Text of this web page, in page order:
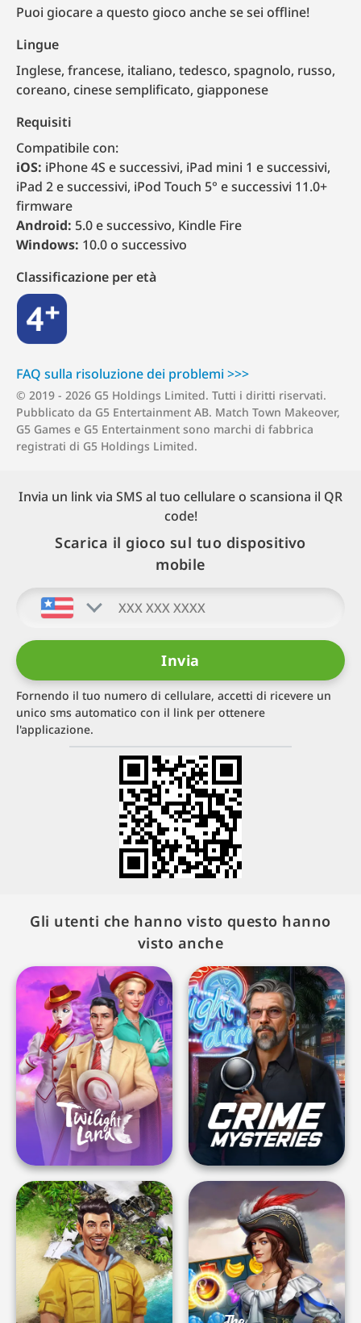
Puoi giocare a questo gioco anche se sei offline!
Lingue
inglese, francese, italiano, tedesco, spagnolo, russo,
coreano, cinese semplificato, giapponese
Requisiti
Compatibile con:
iOS: iPhone 4S e successivi, iPad mini 1 e successivi,
iPad 2 e successivi, iPod Touch 5° e successivi 11.0+
firmware
Android: 5.0 e successivo, Kindle Fire
Windows: 10.0 o successivo
Classificazione per età
4+
FAQ sulla risoluzione dei p⁠r⁠o⁠b⁠l⁠e⁠m⁠i >⁠>⁠>
© 2019 - 2026 G5 Holdings Limited. Tutti i diritti riservati.
Pubblicato da G5 Entertainment AB. Match Town Makeover,
G5 Games e G5 Entertainment sono marchi di fabbrica
registrati di G5 Holdings Limited.
Invia un link via SMS al tuo cellulare o scansiona il QR
code!
Scarica il gioco sul tuo dispositivo
mobile
Fornendo il tuo numero di cellulare, accetti di ricevere un
unico sms automatico con il link per ottenere
l'applicazione.
Gli utenti che hanno visto questo hanno
visto anche